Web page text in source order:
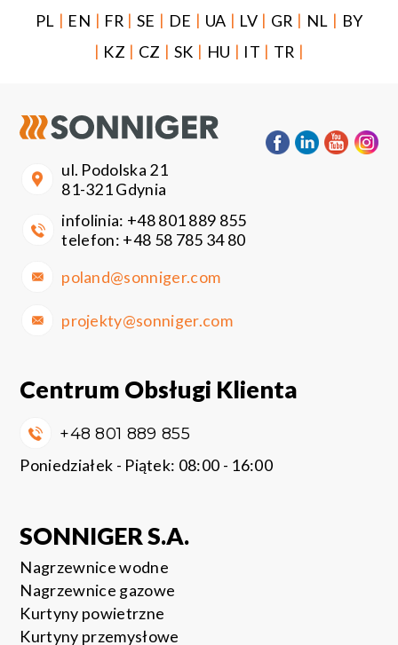
PL | EN | FR | SE | DE | UA | LV | GR | NL | BY
| KZ | CZ | SK | HU | IT | TR |
ul. Podolska 21
81-321 Gdynia
infolinia: +48 801 889 855
telefon: +48 58 785 34 80
poland@sonniger.com
projekty@sonniger.com
SONNIGER S.A.
Nagrzewnice wodne
Nagrzewnice gazowe
Kurtyny powietrzne
Kurtyny przemysłowe
Centrum Obsługi Klienta
+48 801 889 855
Poniedziałek - Piątek: 08:00 - 16:00